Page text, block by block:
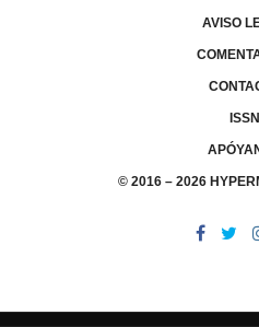
AVISO
ISSN
© 2016 – 2026